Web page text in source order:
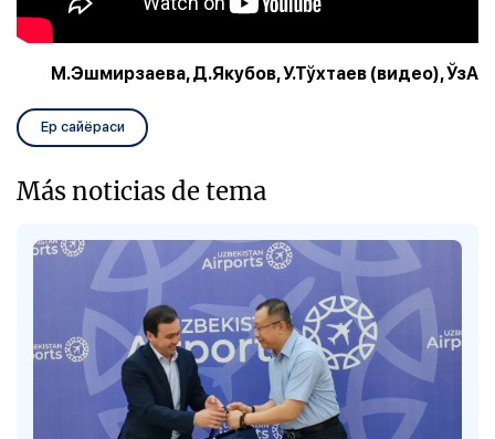
М.Эшмирзаева, Д.Якубов, У.Тўхтаев (видео), ЎзА
Ер сайёраси
Más noticias de tema